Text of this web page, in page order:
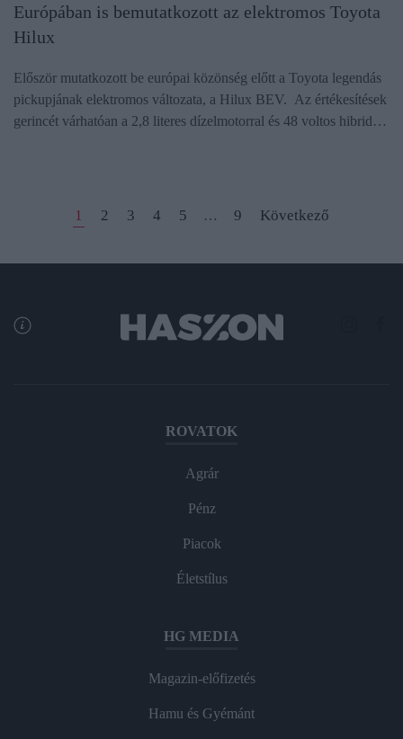
Európában is bemutatkozott az elektromos Toyota
Hilux
Először mutatkozott be európai közönség előtt a Toyota legendás
pickupjának elektromos változata, a Hilux BEV. Az értékesítések
gerincét várhatóan a 2,8 literes dízelmotorral és 48 voltos hibrid…
1 2 3 4 5 … 9 Következő
ROVATOK
Agrár
Pénz
Piacok
Életstílus
HG MEDIA
Magazin-előfizetés
Hamu és Gyémánt